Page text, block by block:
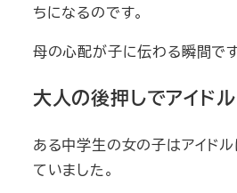
ちになるのです。
母の心配が子に伝わる瞬間です
大人の後押しでアイド
ある中学生の女の子はアイド
ていました。